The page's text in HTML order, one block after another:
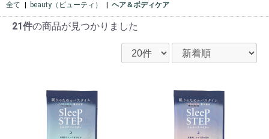
全て beauty（ビューティ） ヘア＆ボディケア
21件の商品が見つかりました